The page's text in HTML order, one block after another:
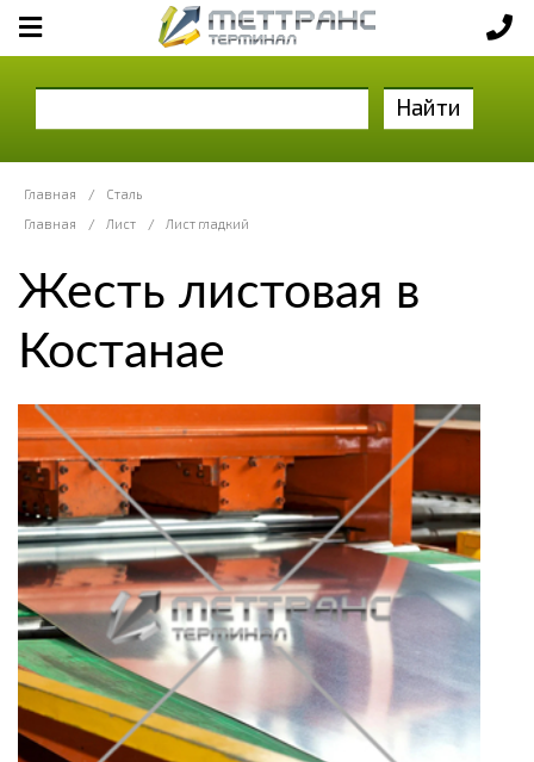
Найти
Главная /
Сталь
Главная
/ Лист / Лист гладкий
Жесть листовая в
Костанае